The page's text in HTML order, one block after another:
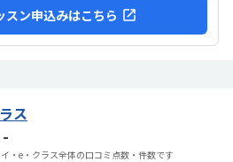
スン申込みはこちら
ス
-
・e・クラス全体の口コミ点数・件数です